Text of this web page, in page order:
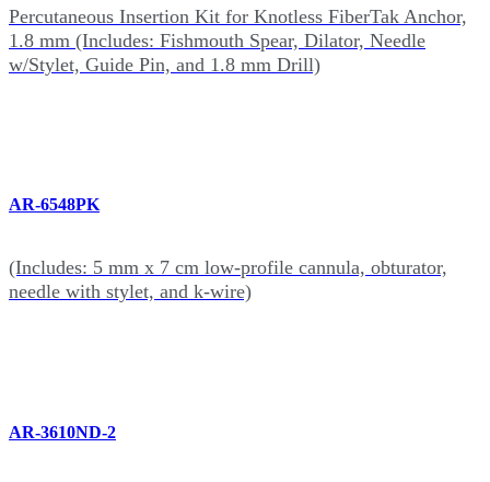
Percutaneous Insertion Kit for Knotless FiberTak Anchor,
1.8 mm (Includes: Fishmouth Spear, Dilator, Needle
w/Stylet, Guide Pin, and 1.8 mm Drill)
AR-6548PK
(Includes: 5 mm x 7 cm low-profile cannula, obturator,
needle with stylet, and k-wire)
AR-3610ND-2